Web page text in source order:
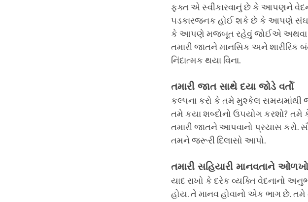
ફક્ત એ સ્વીકારવાનું છે કે આપણને
પડકારજનક હોઈ શકે છે કે આપણે
કે આપણે મજબૂત રહેવું જોઈએ અથવા
તમારી જાતને માનસિક અને શારીરિક
નિંદાત્મક થયા વિના.
તમારી જાત સાથે દયા જોડે વર્તો
કલ્પના કરો કે તમે મુશ્કેલ સમયમાંથી
તમે કયા શબ્દોનો ઉપયોગ કરશો?
તમારી જાતને આપવાનો પ્રયાસ કરો.
તમને જરૂરી દિલાસો આપો.
તમારી સહિયારી માનવતાને ઓળખો
યાદ રાખો કે દરેક વ્યક્તિ વેદનાનો
હોય. તે માનવ હોવાનો એક ભાગ છે.